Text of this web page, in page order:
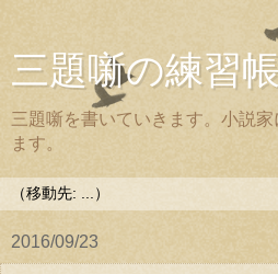
三題噺の練習
三題噺を書いていきます。小説
ます。
2016/09/23